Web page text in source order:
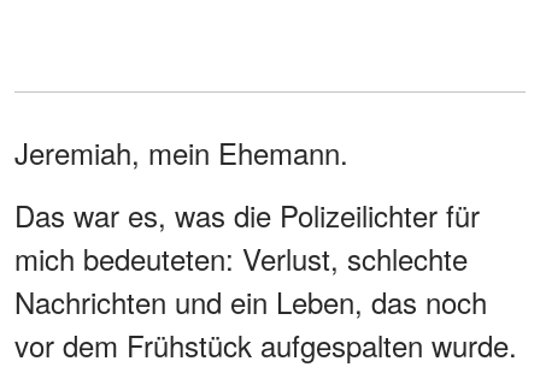
Jeremiah, mein Ehemann.
Das war es, was die Polizeilichter für
mich bedeuteten: Verlust, schlechte
Nachrichten und ein Leben, das noch
vor dem Frühstück aufgespalten wurde.